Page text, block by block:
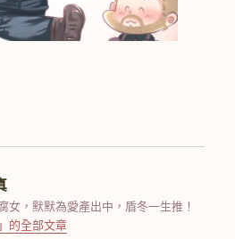
女，默默為愛產出中，盾冬一生推！
的全部文章